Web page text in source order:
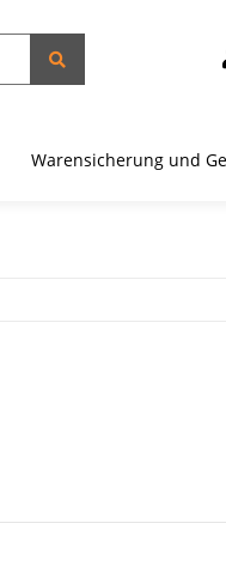
Warensicherung und